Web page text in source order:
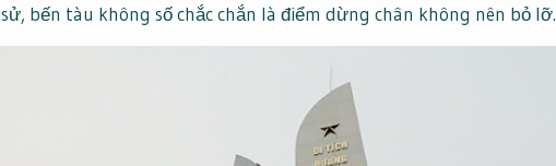
bến tàu không số chắc chắn là điểm dừng chân không nên bỏ lỡ.